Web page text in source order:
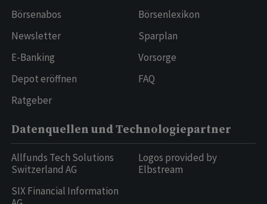
Börsenabos
Newsletter
E-Banking
Depot eröffnen
Ratgeber
Börsenlexikon
Sparplan
Vorsorge
FAQ
Datenquellen und Technologiepartner
Allfunds Tech Solutions
Switzerland AG
SIX Financial Information
Logos provided by
Elbstream